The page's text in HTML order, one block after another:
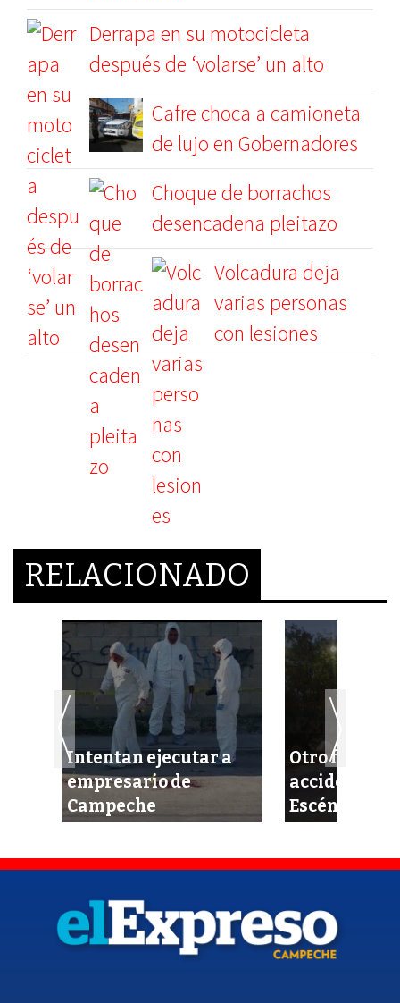
Derrapa en su motocicleta
después de ‘volarse’ un alto
Cafre choca a camioneta
de lujo en Gobernadores
Choque de borrachos
desencadena pleitazo
Volcadura deja
varias personas
con lesiones
RELACIONADO
Intentan ejecutar a
empresario de
Campeche
Otro
accidente
Escénica